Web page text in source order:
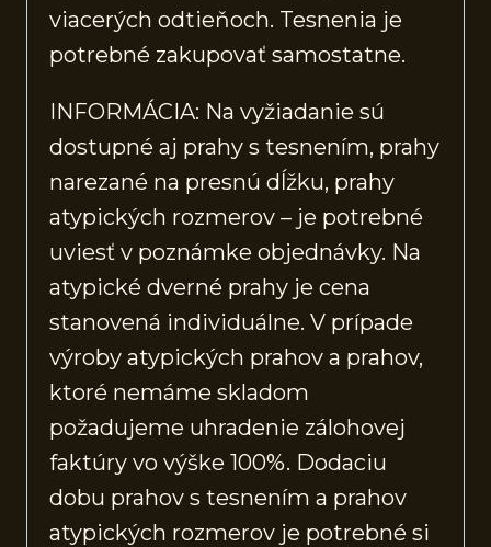
viacerých odtieňoch. Tesnenia je
potrebné zakupovať samostatne.
INFORMÁCIA: Na vyžiadanie sú
dostupné aj prahy s tesnením, prahy
narezané na presnú dĺžku, prahy
atypických rozmerov – je potrebné
uviesť v poznámke objednávky. Na
atypické dverné prahy je cena
stanovená individuálne. V prípade
výroby atypických prahov a prahov,
ktoré nemáme skladom
požadujeme uhradenie zálohovej
faktúry vo výške 100%. Dodaciu
dobu prahov s tesnením a prahov
atypických rozmerov je potrebné si